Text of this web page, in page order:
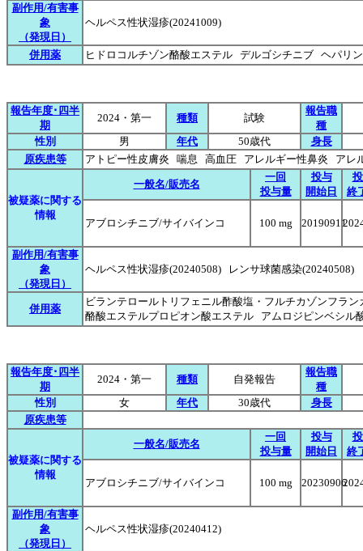
副作用/有害事
象
（発現日）
ヘルペス性状湿疹(20241009)
併用薬 ヒドロコルチゾン酪酸エステル デルゴシチニブ ヘパリ
報告年度･四半
期
2024・第一 種類 試験
報告職
種
性別
男 年代 50歳代
身長
原疾患等
アトピー性皮膚炎 喘息 高血圧 アレルギー性鼻炎 アレ
被疑薬に関する
情報
一般名/販売名
一回
投与量
投与
開始日
終
アブロシチニブ/サイバインコ 100 mg 20190911
副作用/有害事
象
（発現日）
ヘルペス性状湿疹(20240508) レンサ球菌感染(20240508)
併用薬
ビランテロールトリフェニル酢酸塩・フルチカゾンフラ
酪酸エステルプロピオン酸エステル アムロジピンベシ
報告年度･四半
期
2024・第一 種類 自発報告
報告職
種
性別
女 年代 30歳代
身長
原疾患等
被疑薬に関する
情報
一般名/販売名
一回
投与量
投与
開始日
終
アブロシチニブ/サイバインコ 100 mg 20230906
副作用/有害事
象
（発現日）
ヘルペス性状湿疹(20240412)